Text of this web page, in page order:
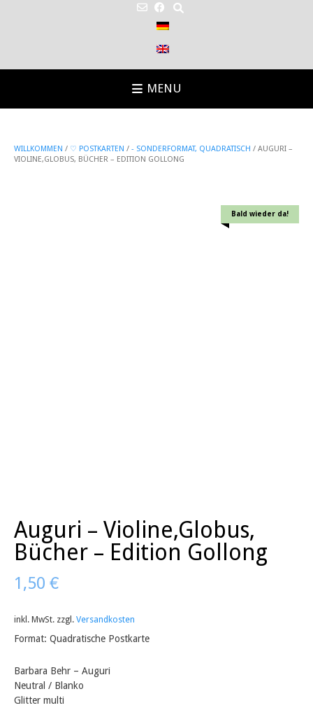
MENU
WILLKOMMEN / ♡ POSTKARTEN / - SONDERFORMAT, QUADRATISCH / AUGURI –
VIOLINE,GLOBUS, BÜCHER – EDITION GOLLONG
Bald wieder da!
Auguri – Violine,Globus,
Bücher – Edition Gollong
1,50 €
inkl. MwSt. zzgl. Versandkosten
Format: Quadratische Postkarte
Barbara Behr – Auguri
Neutral / Blanko
Glitter multi